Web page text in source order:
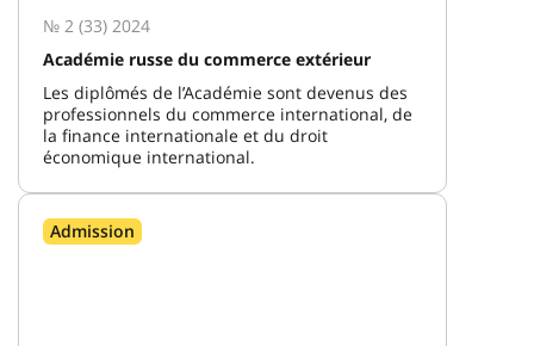
№ 2 (33) 2024
Académie russe du commerce extérieur
Les diplômés de l’Académie sont devenus des
professionnels du commerce international, de
la finance internationale et du droit
économique international.
Admission